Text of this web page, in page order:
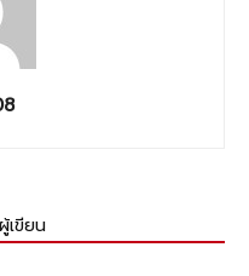
เขียน